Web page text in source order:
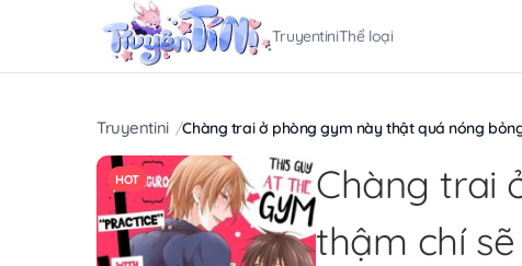
TruyentiniThể loại
Truyentini Chàng trai ở phòng gym này thật quá nóng
HOT
Chàng trai
thậm chí